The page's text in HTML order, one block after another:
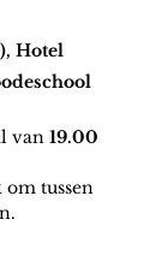
Hotel
van 19.00
tussen